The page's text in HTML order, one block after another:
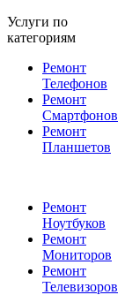
Услуги по
категориям
Ремонт
Телефонов
Ремонт
Смартфонов
Ремонт
Планшетов
Ремонт
Ноутбуков
Ремонт
Мониторов
Ремонт
Телевизоров